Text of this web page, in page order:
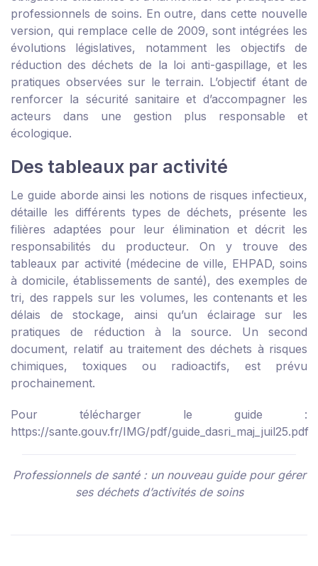
professionnels de soins. En outre, dans cette nouvelle
version, qui remplace celle de 2009, sont intégrées les
évolutions législatives, notamment les objectifs de
réduction des déchets de la loi anti-gaspillage, et les
pratiques observées sur le terrain. L’objectif étant de
renforcer la sécurité sanitaire et d’accompagner les
acteurs dans une gestion plus responsable et
écologique.
Des tableaux par activité
Le guide aborde ainsi les notions de risques infectieux,
détaille les différents types de déchets, présente les
filières adaptées pour leur élimination et décrit les
responsabilités du producteur. On y trouve des
tableaux par activité (médecine de ville, EHPAD, soins
à domicile, établissements de santé), des exemples de
tri, des rappels sur les volumes, les contenants et les
délais de stockage, ainsi qu’un éclairage sur les
pratiques de réduction à la source. Un second
document, relatif au traitement des déchets à risques
chimiques, toxiques ou radioactifs, est prévu
prochainement.
Pour télécharger le guide :
https://sante.gouv.fr/IMG/pdf/guide_dasri_maj_juil25.pdf
Professionnels de santé : un nouveau guide pour gérer
ses déchets d’activités de soins